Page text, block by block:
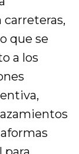
que se
a los